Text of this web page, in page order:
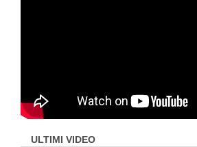
ULTIMI VIDEO